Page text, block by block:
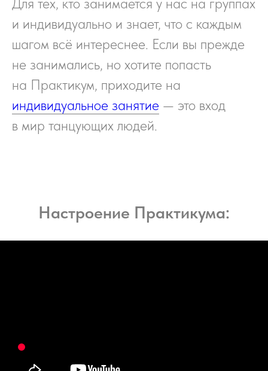
и индивидуально и знает, что с каждым
шагом всё интереснее. Если вы прежде
не занимались, но хотите попасть
на Практикум, приходите на
индивидуальное занятие — это вход
в мир танцующих людей.
Настроение Практикума: